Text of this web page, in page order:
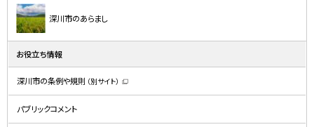
深川市のあらまし
お役立ち情報
深川市の条例や規則 （別サイト）
新
パブリックコメント